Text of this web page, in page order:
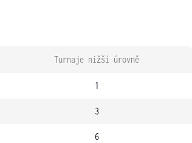
Turnaje nižší úrovně
1
3
6